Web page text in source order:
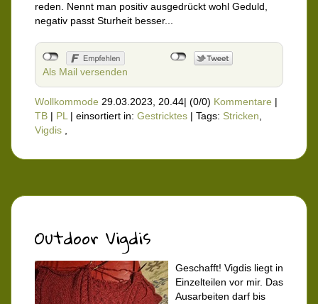
reden. Nennt man positiv ausgedrückt wohl Geduld,
negativ passt Sturheit besser...
Als Mail versenden
Wollkommode 29.03.2023, 20.44| (0/0) Kommentare |
TB | PL| einsortiert in: Gestricktes | Tags: Stricken,
Vigdis ,
Outdoor Vigdis
Geschafft! Vigdis liegt in
Einzelteilen vor mir. Das
Ausarbeiten darf bis